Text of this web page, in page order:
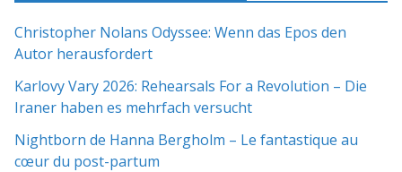
Christopher Nolans Odyssee: Wenn das Epos den
Autor herausfordert
Karlovy Vary 2026: Rehearsals For a Revolution – Die
Iraner haben es mehrfach versucht
Nightborn de Hanna Bergholm – Le fantastique au
cœur du post-partum